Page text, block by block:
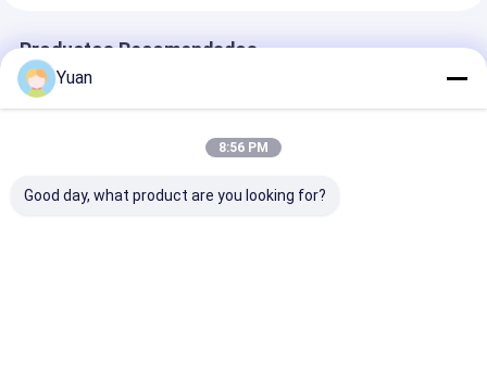
Productos Recomendados
Yuan
8:56 PM
Good day, what product are you looking for?